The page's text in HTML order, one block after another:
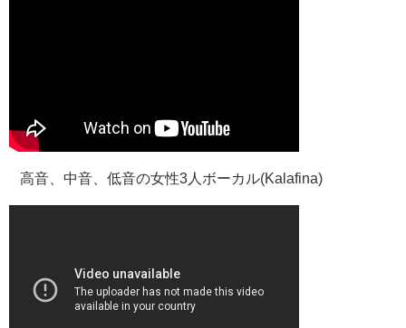
高音、中音、低音の女性3人ボーカル(Kalafina)